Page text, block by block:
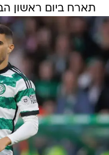
תארח ביום ראשון